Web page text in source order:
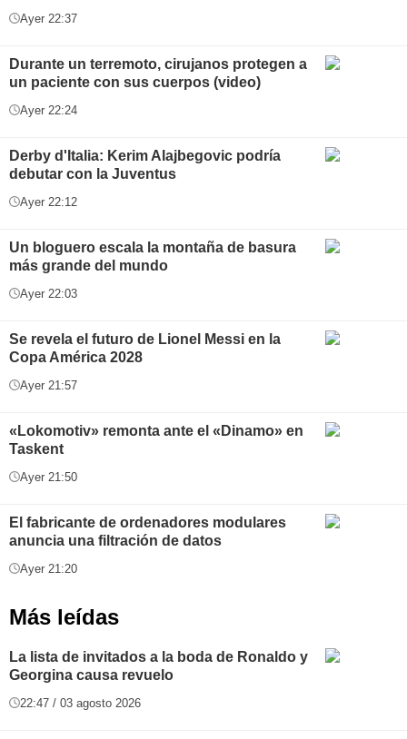
Ayer 22:37
Durante un terremoto, cirujanos protegen a
un paciente con sus cuerpos (video)
Ayer 22:24
Derby d'Italia: Kerim Alajbegovic podría
debutar con la Juventus
Ayer 22:12
Un bloguero escala la montaña de basura
más grande del mundo
Ayer 22:03
Se revela el futuro de Lionel Messi en la
Copa América 2028
Ayer 21:57
«Lokomotiv» remonta ante el «Dinamo» en
Taskent
Ayer 21:50
El fabricante de ordenadores modulares
anuncia una filtración de datos
Ayer 21:20
Más leídas
La lista de invitados a la boda de Ronaldo y
Georgina causa revuelo
22:47 / 03 agosto 2026